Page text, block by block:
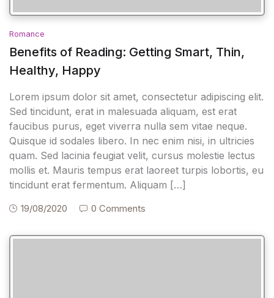
Romance
Benefits of Reading: Getting Smart, Thin,
Healthy, Happy
Lorem ipsum dolor sit amet, consectetur adipiscing elit.
Sed tincidunt, erat in malesuada aliquam, est erat
faucibus purus, eget viverra nulla sem vitae neque.
Quisque id sodales libero. In nec enim nisi, in ultricies
quam. Sed lacinia feugiat velit, cursus molestie lectus
mollis et. Mauris tempus erat laoreet turpis lobortis, eu
tincidunt erat fermentum. Aliquam […]
19/08/2020 0 Comments